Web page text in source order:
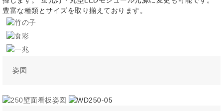
豊富な種類とサイズを取り揃えております。
姿図